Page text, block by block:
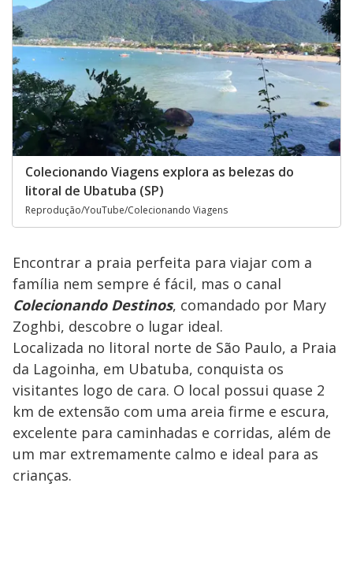
Colecionando Viagens explora as belezas do
litoral de Ubatuba (SP)
Reprodução/YouTube/Colecionando Viagens
Encontrar a praia perfeita para viajar com a
família nem sempre é fácil, mas o canal
Colecionando Destinos, comandado por Mary
Zoghbi, descobre o lugar ideal.
Localizada no litoral norte de São Paulo, a Praia
da Lagoinha, em Ubatuba, conquista os
visitantes logo de cara. O local possui quase 2
km de extensão com uma areia firme e escura,
excelente para caminhadas e corridas, além de
um mar extremamente calmo e ideal para as
crianças.